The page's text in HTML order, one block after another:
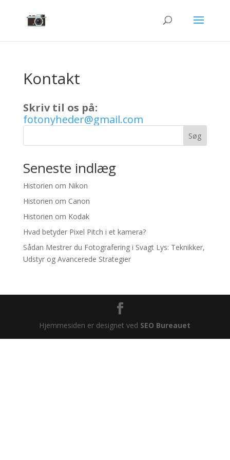
Kontakt
Skriv til os på:
fotonyheder@gmail.com
Søg
Seneste indlæg
Historien om Nikon
Historien om Canon
Historien om Kodak
Hvad betyder Pixel Pitch i et kamera?
Sådan Mestrer du Fotografering i Svagt Lys: Teknikker,
Udstyr og Avancerede Strategier
Hjemmesiden er designet ved SEO Bureauet